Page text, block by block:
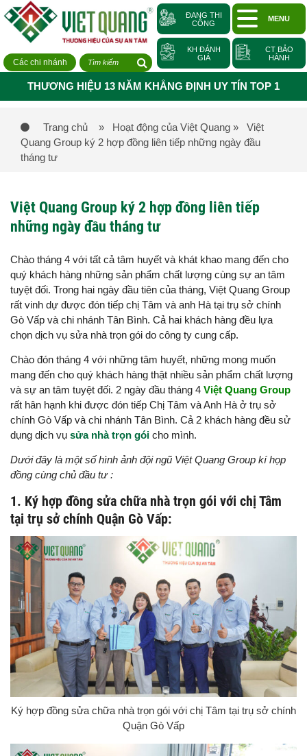
Các chi nhánh
ĐANG THI
CÔNG
MENU
KH ĐÁNH
GIÁ
CT BẢO
HÀNH
THƯƠNG HIỆU 13 NĂM KHẲNG ĐỊNH UY TÍN TOP 1
Trang chủ » Hoạt động của Việt Quang » Việt
Quang Group ký 2 hợp đồng liên tiếp những ngày đầu
tháng tư
Việt Quang Group ký 2 hợp đồng liên tiếp
những ngày đầu tháng tư
Chào tháng 4 với tất cả tâm huyết và khát khao mang đến cho
quý khách hàng những sản phẩm chất lượng cùng sự an tâm
tuyệt đối. Trong hai ngày đầu tiên của tháng, Việt Quang Group
rất vinh dự được đón tiếp chị Tâm và anh Hà tại trụ sở chính
Gò Vấp và chi nhánh Tân Bình. Cả hai khách hàng đều lựa
chọn dịch vụ sửa nhà trọn gói do công ty cung cấp.
Chào đón tháng 4 với những tâm huyết, những mong muốn
mang đến cho quý khách hàng thật nhiều sản phẩm chất lượng
và sự an tâm tuyệt đối. 2 ngày đầu tháng 4 Việt Quang Group
rất hân hạnh khi được đón tiếp Chị Tâm và Anh Hà ở trụ sở
chính Gò Vấp và chi nhánh Tân Bình. Cả 2 khách hàng đều sử
dụng dịch vụ sửa nhà trọn gói cho mình.
Dưới đây là một số hình ảnh đội ngũ Việt Quang Group kí họp
đồng cùng chủ đầu tư :
1. Ký hợp đồng sửa chữa nhà trọn gói với chị Tâm
tại trụ sở chính Quận Gò Vấp:
Ký hợp đồng sửa chữa nhà trọn gói với chị Tâm tại trụ sở chính
Quận Gò Vấp